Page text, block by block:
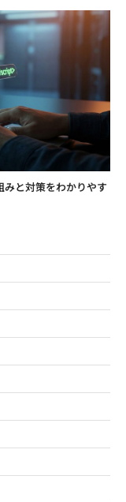
みと対策をわかりやす